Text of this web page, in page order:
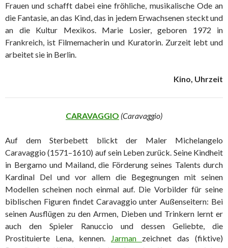
Frauen und schafft dabei eine fröhliche, musikalische Ode an
die Fantasie, an das Kind, das in jedem Erwachsenen steckt und
an die Kultur Mexikos. Marie Losier, geboren 1972 in
Frankreich, ist Filmemacherin und Kuratorin. Zurzeit lebt und
arbeitet sie in Berlin.
Kino, Uhrzeit
CARAVAGGIO (Caravaggio)
Auf dem Sterbebett blickt der Maler Michelangelo
Caravaggio (1571–1610) auf sein Leben zurück. Seine Kindheit
in Bergamo und Mailand, die Förderung seines Talents durch
Kardinal Del und vor allem die Begegnungen mit seinen
Modellen scheinen noch einmal auf. Die Vorbilder für seine
biblischen Figuren findet Caravaggio unter Außenseitern: Bei
seinen Ausflügen zu den Armen, Dieben und Trinkern lernt er
auch den Spieler Ranuccio und dessen Geliebte, die
Prostituierte Lena, kennen. Jarman zeichnet das (fiktive)